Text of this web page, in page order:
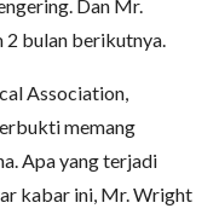
Dan Mr.
bulan berikutnya.
Association,
memang
Apa yang terjadi
kabar ini, Mr. Wright